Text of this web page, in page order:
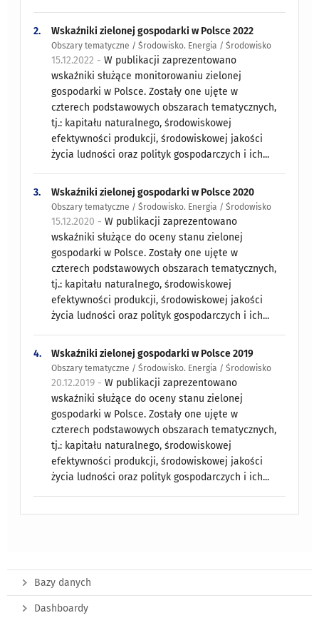
2. Wskaźniki zielonej gospodarki w Polsce 2022
Obszary tematyczne / Środowisko. Energia / Środowisko
15.12.2022 -W publikacji zaprezentowano
wskaźniki służące monitorowaniu zielonej
gospodarki w Polsce. Zostały one ujęte w
czterech podstawowych obszarach tematycznych,
tj.: kapitału naturalnego, środowiskowej
efektywności produkcji, środowiskowej jakości
życia ludności oraz polityk gospodarczych i ich...
3. Wskaźniki zielonej gospodarki w Polsce 2020
Obszary tematyczne / Środowisko. Energia / Środowisko
15.12.2020 -W publikacji zaprezentowano
wskaźniki służące do oceny stanu zielonej
gospodarki w Polsce. Zostały one ujęte w
czterech podstawowych obszarach tematycznych,
tj.: kapitału naturalnego, środowiskowej
efektywności produkcji, środowiskowej jakości
życia ludności oraz polityk gospodarczych i ich...
4. Wskaźniki zielonej gospodarki w Polsce 2019
Obszary tematyczne / Środowisko. Energia / Środowisko
20.12.2019 -W publikacji zaprezentowano
wskaźniki służące do oceny stanu zielonej
gospodarki w Polsce. Zostały one ujęte w
czterech podstawowych obszarach tematycznych,
tj.: kapitału naturalnego, środowiskowej
efektywności produkcji, środowiskowej jakości
życia ludności oraz polityk gospodarczych i ich...
Bazy danych
Dashboardy